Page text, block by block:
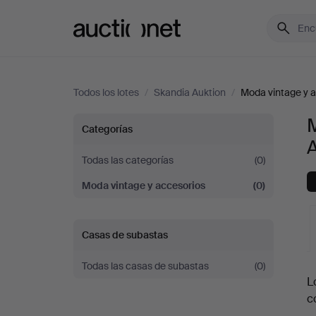
Todos los lotes / Skandia Auktion / Moda vintage y
Moda
vintage
y
accesorios
en
Categorías
Todas las categorías
(0)
Moda vintage y accesorios
(0)
Casas de subastas
Todas las casas de subastas (0)